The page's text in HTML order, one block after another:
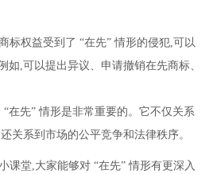
标权益受到了 “在先” 情形的侵犯,可以
如,可以提出异议、申请撤销在先商标、
在先” 情形是非常重要的。它不仅关系
关系到市场的公平竞争和法律秩序。
课堂,大家能够对 “在先” 情形有更深入